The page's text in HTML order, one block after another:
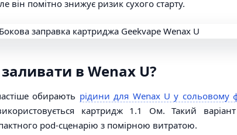
він помітно знижує ризик сухого старту.
в Wenax U?
обирають рідини для Wenax U у сольовому
картридж 1.1 Ом. Такий
pod-сценарію з помірною витратою.